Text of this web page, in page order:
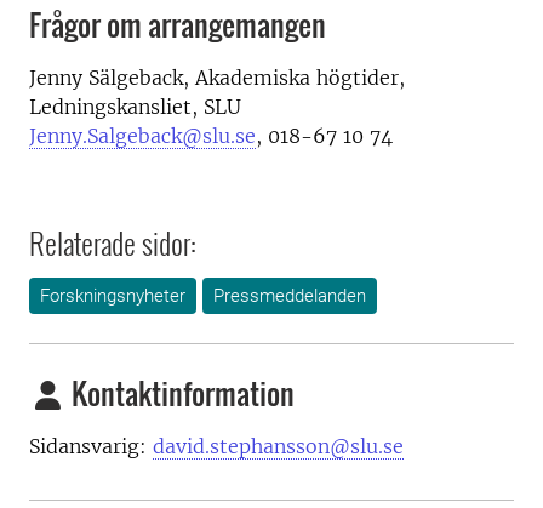
Frågor om arrangemangen
Jenny Sälgeback, Akademiska högtider,
Ledningskansliet, SLU
Jenny.Salgeback@slu.se, 018-67 10 74
Relaterade sidor:
Forskningsnyheter Pressmeddelanden
Kontaktinformation
Sidansvarig: david.stephansson@slu.se